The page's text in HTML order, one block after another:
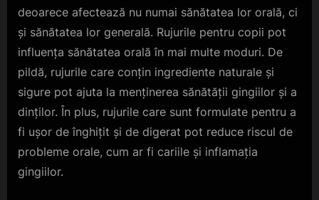
deoarece afectează nu numai sănătatea lor orală, ci
și sănătatea lor generală. Rujurile pentru copii pot
influența sănătatea orală în mai multe moduri. De
pildă, rujurile care conțin ingrediente naturale și
sigure pot ajuta la menținerea sănătății gingiilor și a
dinților. În plus, rujurile care sunt formulate pentru a
fi ușor de înghițit și de digerat pot reduce riscul de
probleme orale, cum ar fi cariile și inflamația
gingiilor.